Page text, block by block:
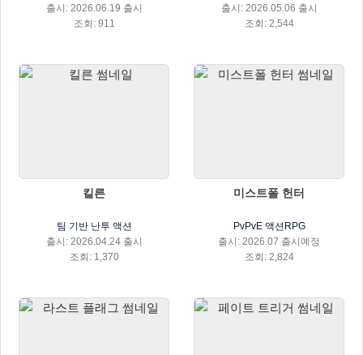
출시: 2026.06.19 출시
조회: 911
출시: 2026.05.06 출시
조회: 2,544
킬른
팀 기반 난투 액션
출시: 2026.04.24 출시
조회: 1,370
미스트폴 헌터
PvPvE 액션RPG
출시: 2026.07 출시예정
조회: 2,824